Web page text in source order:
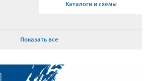
Каталоги и схемы
Показать все